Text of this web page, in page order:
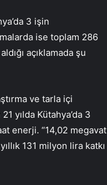
3 işin
ise toplam 286
açıklamada şu
ve tarla içi
yılda Kütahya’da 3
enerji. “14,02 megavat
131 milyon lira katkı